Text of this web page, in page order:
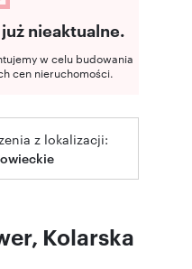
nieaktualne.
w celu budowania
cen nieruchomości.
z lokalizacji:
Kolarska